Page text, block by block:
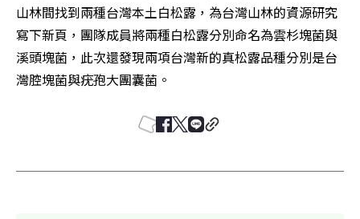
山林間找到兩種台灣本土白松露，為台灣山林的資源研究
寫下新頁，團隊成員將兩種白松露分別命名為雲杉塊菌與
溪頭塊菌，此次還發現兩項台灣新的真松露品種分別是台
灣腔塊菌與疣孢大團囊菌。